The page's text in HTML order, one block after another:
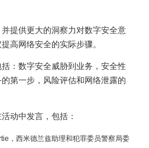
提供更大的洞察力对数字安全意
高网络安全的实际步骤。
：数字安全威胁到业务，安全性
第一步，风险评估和网络泄露的
动中发言，包括：
，西米德兰兹助理和犯罪委员警察局委